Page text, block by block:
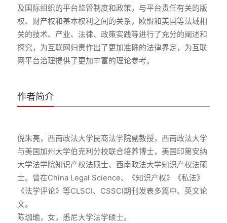
及国际组织的平台监管制度和政策，与平台责任有关的版
权、财产权和基本权利之间的关系，欧盟和美国等法域相
关的技术、产业、法律、政策实践等进行了充分的阐述和
探究，为互联网归责作出了更加准确的法律界定，为互联
作者简介
倪朱亮，西南政法大学民商法学院副教授，西南政法大学
与美国加州大学伯克利分校联合培养博士，美国印第安纳
大学法学院知识产权法硕士、西南政法大学知识产权法硕
士。曾在China Legal Science、《知识产权》《私法》
《法学评论》等CLSCI、CSSCI期刊发表多篇中、英文论
文。
陈珈瑜，女，悉尼大学法学硕士。